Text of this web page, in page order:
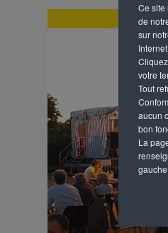
Ce site
de
sur
votre
Tout
aucun
bon
La